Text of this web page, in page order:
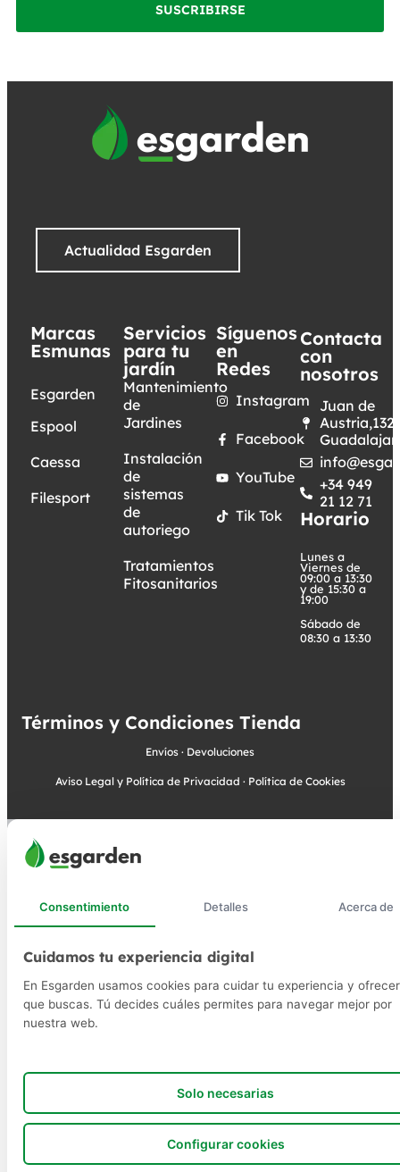
SUSCRIBIRSE
Actualidad Esgarden
Marcas
Esmunas
Esgarden
Espool
Caessa
Filesport
Servicios
para tu
jardín
Mantenimiento
de
Jardines
Instalación
de
sistemas
de
autoriego
Tratamientos
Fitosanitarios
Síguenos
en
Redes
Instagram
Facebook
YouTube
Tik Tok
Contacta
con
nosotros
Juan de
Austria,132.
+34 949
21 12 71
Horario
Lunes a
Viernes de
09:00 a 13:30
y de 15:30 a
19:00
Sábado de
08:30 a 13:30
Términos y Condiciones Tienda
Envíos · Devoluciones
Aviso Legal y Política de Privacidad · Política de Cookies
Consentimiento Detalles Acerca de
Cuidamos tu experiencia digital
En Esgarden usamos cookies para cuidar tu experiencia y
que buscas. Tú decides cuáles permites para navegar mejor por
nuestra web.
Solo necesarias
Configurar cookies